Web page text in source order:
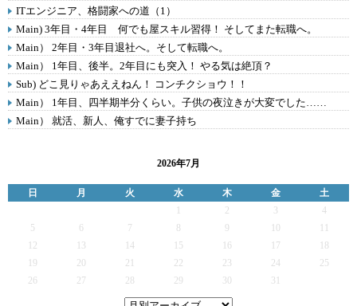
ITエンジニア、格闘家への道（1）
Main) 3年目・4年目 何でも屋スキル習得！ そしてまた転職へ。
Main） 2年目・3年目退社へ。そして転職へ。
Main） 1年目、後半。2年目にも突入！ やる気は絶頂？
Sub) どこ見りゃあええねん！ コンチクショウ！！
Main） 1年目、四半期半分くらい。子供の夜泣きが大変でした……
Main） 就活、新人、俺すでに妻子持ち
2026年7月
日 月 火 水 木 金
土
2 3
4
5
6 7 9
12
13 14 15 16 17
19
20 21 22 23 24
25
26
27 28 29 30 31